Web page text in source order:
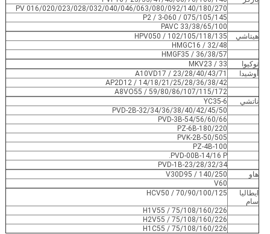
PV 016/020/023/028/032/040/046/063/080/092/140/180/270
P2 / 3-060 / 075/105/145
PAVC 33/38/65/100
هيتاشي
HPV050 / 102/105/118/135
HMGC16 / 32/48
HMGF35 / 36/38/57
توكيوا
MKV23 / 33
أوشيدا
A10VD17 / 23/28/40/43/71
AP2D12 / 14/18/21/25/28/36/38/42
A8VO55 / 59/80/86/107/115/172
ناتشي
YC35-6
PVD-2B-32/34/36/38/40/42/45/50
PVD-3B-54/56/60/66
PZ-6B-180/220
PVK-2B-50/505
PZ-4B-100
PVD-00B-14/16 P.
PVD-1B-23/28/32/34
هاو
V30D95 / 140/250
V60
ايطاليا
سام
HCV50 / 70/90/100/125
H1V55 / 75/108/160/226
H2V55 / 75/108/160/226
H1C55 / 75/108/160/226